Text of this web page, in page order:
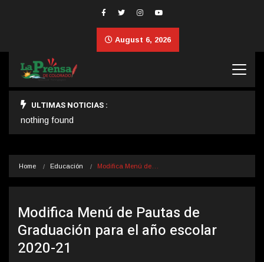
August 6, 2026
ULTIMAS NOTICIAS :
nothing found
Home Educación Modifica Menú de…
Modifica Menú de Pautas de
Graduación para el año escolar
2020-21